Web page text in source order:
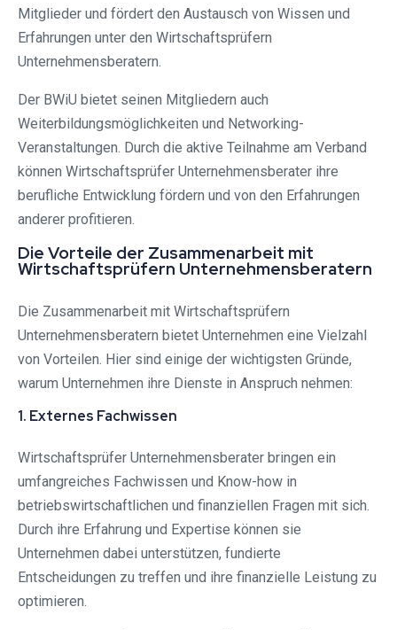
Mitglieder und fördert den Austausch von Wissen und
Erfahrungen unter den Wirtschaftsprüfern
Unternehmensberatern.
Der BWiU bietet seinen Mitgliedern auch
Weiterbildungsmöglichkeiten und Networking-
Veranstaltungen. Durch die aktive Teilnahme am Verband
können Wirtschaftsprüfer Unternehmensberater ihre
berufliche Entwicklung fördern und von den Erfahrungen
anderer profitieren.
Die Vorteile der Zusammenarbeit mit
Wirtschaftsprüfern Unternehmensberatern
Die Zusammenarbeit mit Wirtschaftsprüfern
Unternehmensberatern bietet Unternehmen eine Vielzahl
von Vorteilen. Hier sind einige der wichtigsten Gründe,
warum Unternehmen ihre Dienste in Anspruch nehmen:
1. Externes Fachwissen
Wirtschaftsprüfer Unternehmensberater bringen ein
umfangreiches Fachwissen und Know-how in
betriebswirtschaftlichen und finanziellen Fragen mit sich.
Durch ihre Erfahrung und Expertise können sie
Unternehmen dabei unterstützen, fundierte
Entscheidungen zu treffen und ihre finanzielle Leistung zu
optimieren.